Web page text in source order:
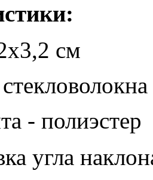
см
- полиэстер
угла